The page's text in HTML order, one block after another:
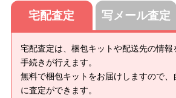
宅配査定
宅配査定は、梱包キットや配送先の情報
手続きが行えます。
無料で梱包キットをお届けしますので
に査定ができます。
写メール査定